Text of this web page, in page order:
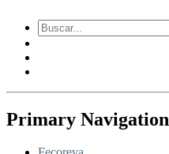
Primary Navigation